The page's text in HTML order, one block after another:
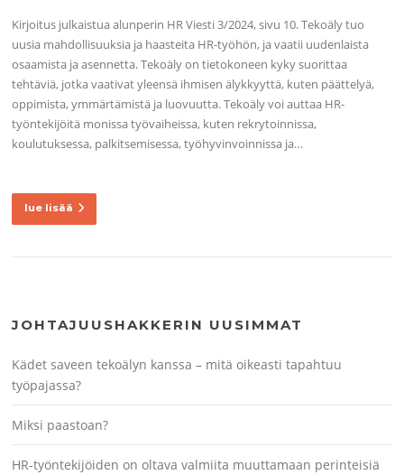
Kirjoitus julkaistua alunperin HR Viesti 3/2024, sivu 10. Tekoäly tuo
uusia mahdollisuuksia ja haasteita HR-työhön, ja vaatii uudenlaista
osaamista ja asennetta. Tekoäly on tietokoneen kyky suorittaa
tehtäviä, jotka vaativat yleensä ihmisen älykkyyttä, kuten päättelyä,
oppimista, ymmärtämistä ja luovuutta. Tekoäly voi auttaa HR-
työntekijöitä monissa työvaiheissa, kuten rekrytoinnissa,
koulutuksessa, palkitsemisessa, työhyvinvoinnissa ja…
lue lisää
JOHTAJUUSHAKKERIN UUSIMMAT
Kädet saveen tekoälyn kanssa – mitä oikeasti tapahtuu
työpajassa?
Miksi paastoan?
HR-työntekijöiden on oltava valmiita muuttamaan perinteisiä